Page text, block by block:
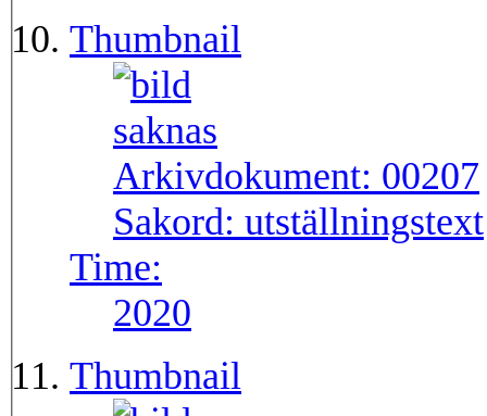
Thumbnail
Arkivdokument: 00207
Sakord: utställningstext
Time:
2020
Thumbnail